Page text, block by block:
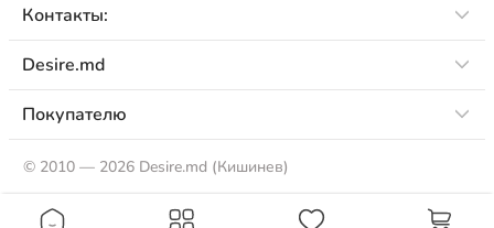
Контакты:
Desire.md
Покупателю
© 2010 — 2026 Desire.md (Кишинев)